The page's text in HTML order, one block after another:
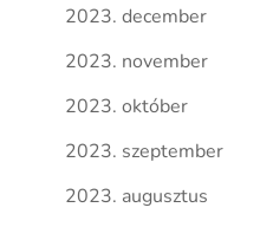
2023. december
2023. november
2023. október
2023. szeptember
2023. augusztus